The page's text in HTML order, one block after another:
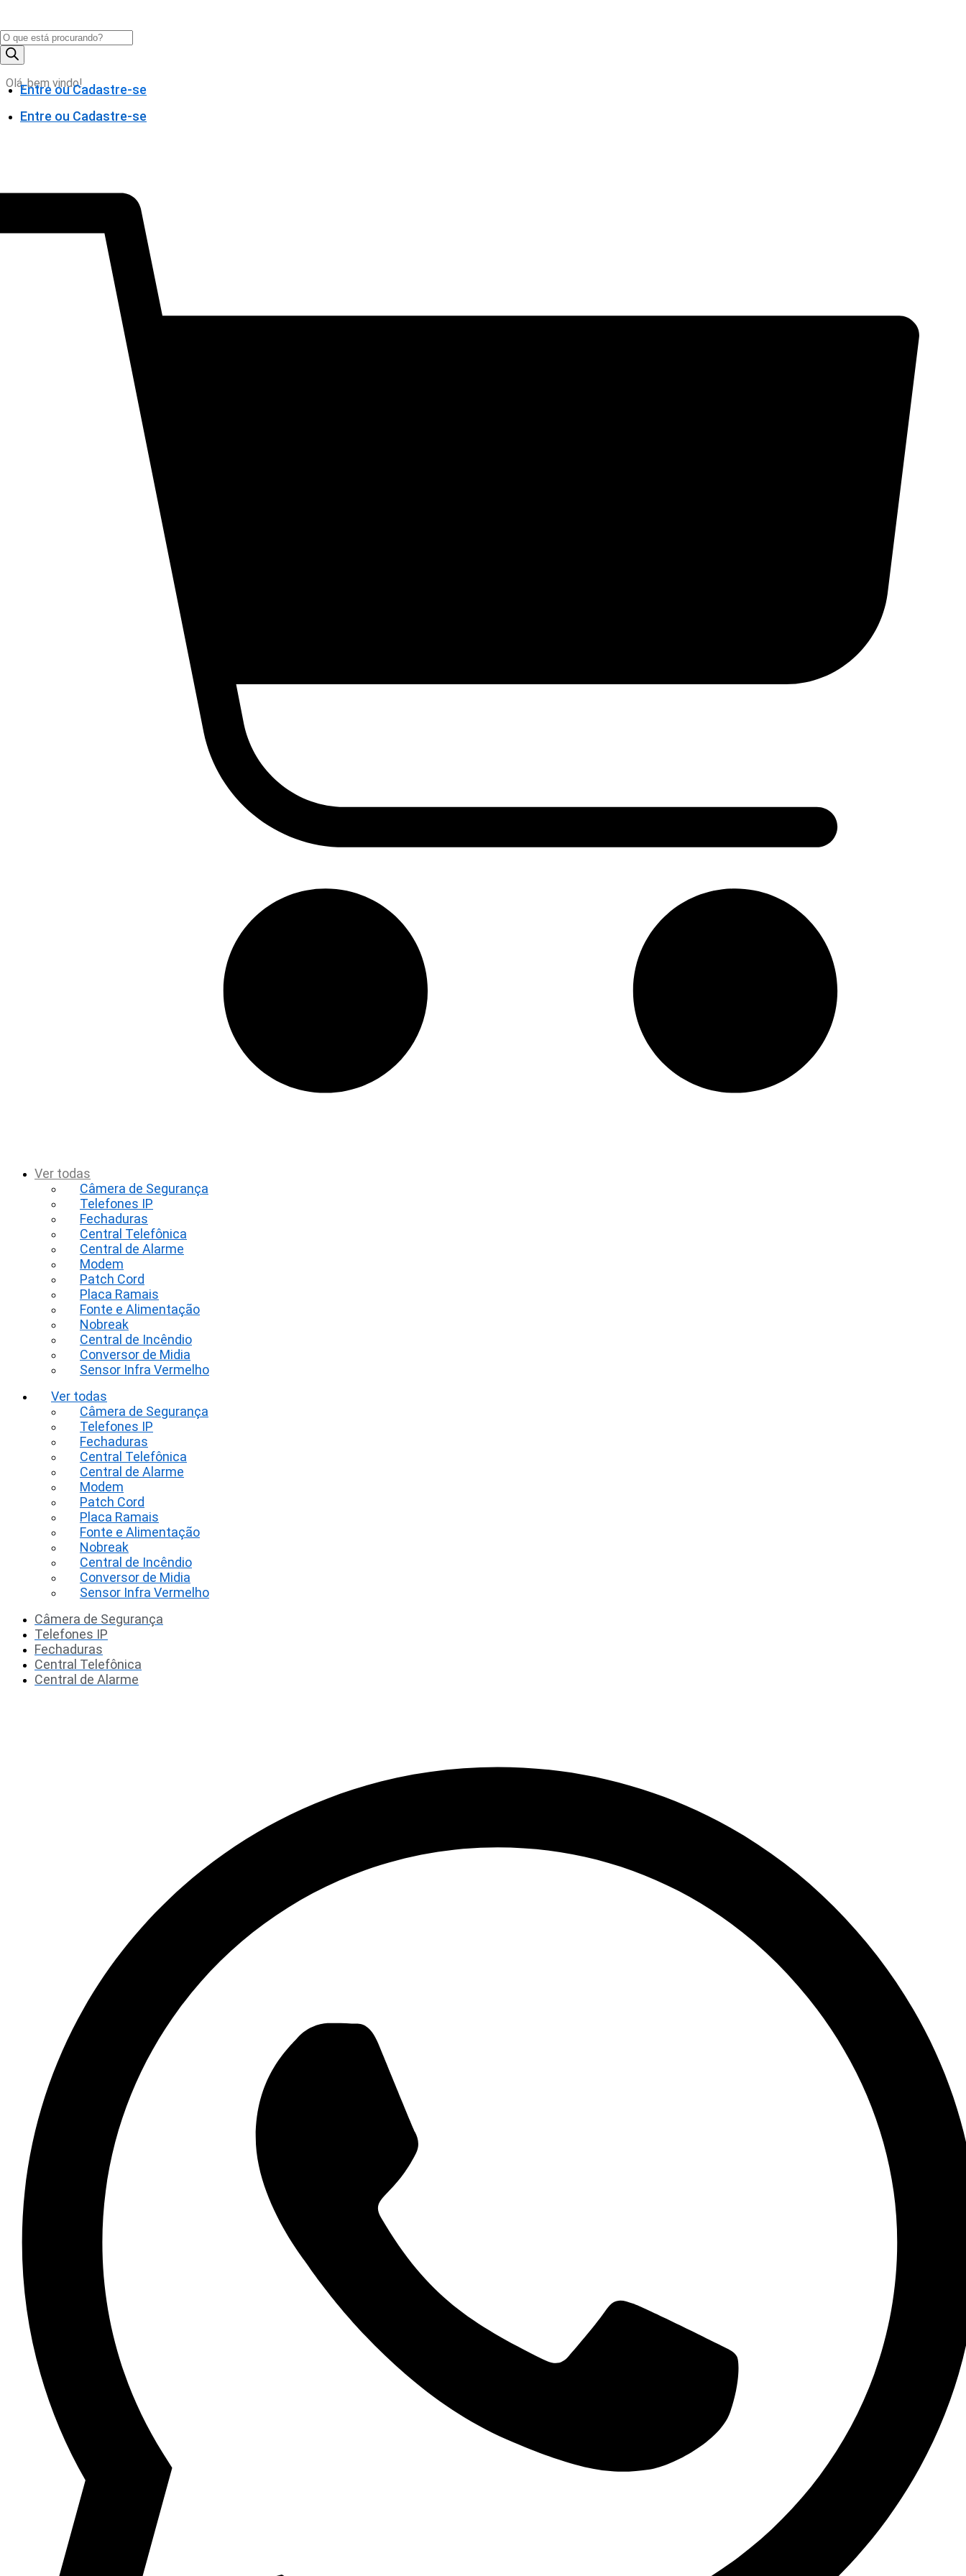
Pesquisar
produtos
Olá, bem vindo!
Entre ou Cadastre-se
Entre ou Cadastre-se
Ver todas
Câmera de Segurança
Telefones IP
Fechaduras
Central Telefônica
Central de Alarme
Modem
Patch Cord
Placa Ramais
Fonte e Alimentação
Nobreak
Central de Incêndio
Conversor de Midia
Sensor Infra Vermelho
Ver todas
Câmera de Segurança
Telefones IP
Fechaduras
Central Telefônica
Central de Alarme
Modem
Patch Cord
Placa Ramais
Fonte e Alimentação
Nobreak
Central de Incêndio
Conversor de Midia
Sensor Infra Vermelho
Câmera de Segurança
Telefones IP
Fechaduras
Central Telefônica
Central de Alarme